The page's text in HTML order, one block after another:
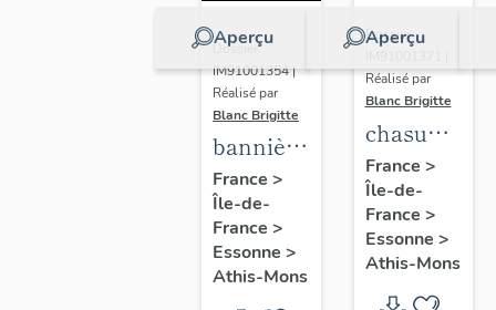
Aperçu
Dossier
IM91001354 |
Réalisé par
Blanc Brigitte
bannière
de la
Vierge
France >
Île-de-
France >
Essonne >
Athis-Mons
Aperçu
Dossier
Réalisé par
Blanc Brigitte
chasuble,
étole,
manipule,
voile de
calice
France >
Île-de-
France >
Essonne >
Athis-Mons